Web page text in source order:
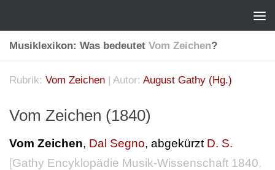
Musiklexikon: Was bedeutet Vom Zeichen?
Rubrik: Vom Zeichen | Autor: August Gathy (Hg.)
Vom Zeichen (1840)
Vom Zeichen, Dal Segno, abgekürzt D. S.
[Gathy Encyklopädie Musik-Wissenschaft 1840,